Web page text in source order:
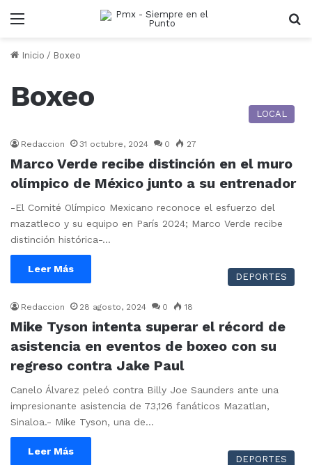
Menu
Inicio / Boxeo
Boxeo
LOCAL
Redaccion 31 octubre, 2024 0 27
Marco Verde recibe distinción en el muro
olímpico de México junto a su entrenador
-El Comité Olímpico Mexicano reconoce el esfuerzo del
mazatleco y su equipo en París 2024; Marco Verde recibe
distinción histórica-…
Leer Más
DEPORTES
Redaccion 28 agosto, 2024 0 18
Mike Tyson intenta superar el récord de
asistencia en eventos de boxeo con su
regreso contra Jake Paul
Canelo Álvarez peleó contra Billy Joe Saunders ante una
impresionante asistencia de 73,126 fanáticos Mazatlan,
Sinaloa.- Mike Tyson, una de…
Leer Más
DEPORTES